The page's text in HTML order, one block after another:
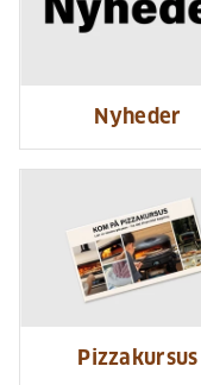
Nyheder
Pizzakursus